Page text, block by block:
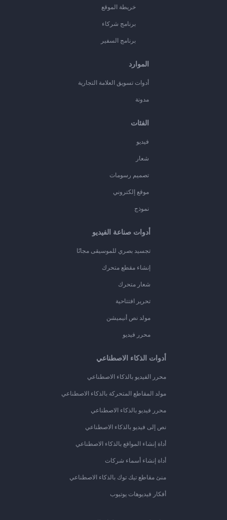
خريطة الموقع
برنامج شركاء
برنامج السفير
الموارد
أدوات تسويق العلامة التجارية
مدونة
الفئات
فيديو
شعار
تصميم رسومات
موقع إلكتروني
نموذج
أدوات صناعة الفيديو
تجسيد بصري للموسيقى مجانًا
إنشاء مقطع متحرك
شعار متحرك
تحرير افتتاحية
مولد نص أنيميشن
محرر فيديو
أدوات الذكاء الاصطناعي
محرر الفيديو بالذكاء الاصطناعي
مولد المقاطع المتحركة بالذكاء الاصطناعي
محرر فيديو بالذكاء الاصطناعي
نص إلى فيديو بالذكاء الاصطناعي
أداة إنشاء المواقع بالذكاء الاصطناعي
أداة إنشاء أسماء شركات
منئ مقاطع تيك توك بالذكاء الاصطناعي
أفكار فيديوهات يوتيوب